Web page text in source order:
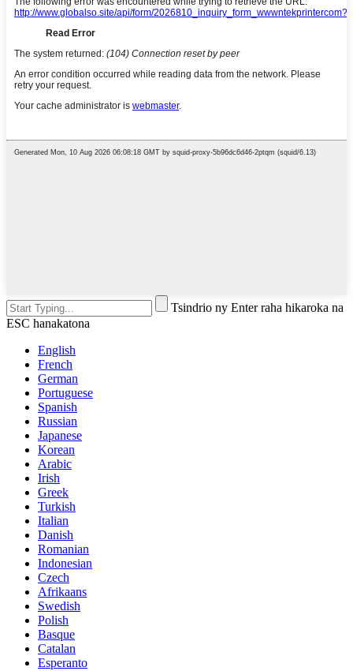
Tsindrio ny Enter raha hikaroka na
ESC hanakatona
English
French
German
Portuguese
Spanish
Russian
Japanese
Korean
Arabic
Irish
Greek
Turkish
Italian
Danish
Romanian
Indonesian
Czech
Afrikaans
Swedish
Polish
Basque
Catalan
Esperanto